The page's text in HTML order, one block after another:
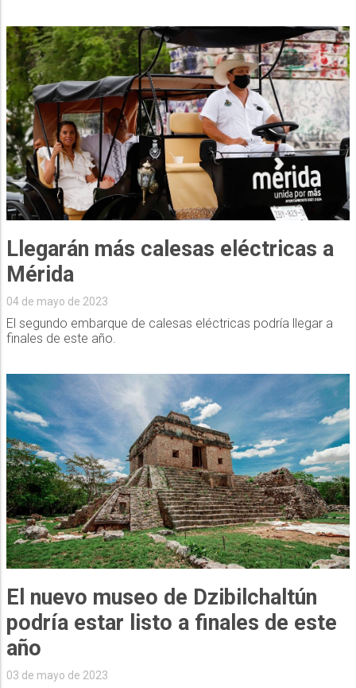
Llegarán más calesas eléctricas a
Mérida
04 de mayo de 2023
El segundo embarque de calesas eléctricas podría llegar a
finales de este año.
El nuevo museo de Dzibilchaltún
podría estar listo a finales de este
año
03 de mayo de 2023